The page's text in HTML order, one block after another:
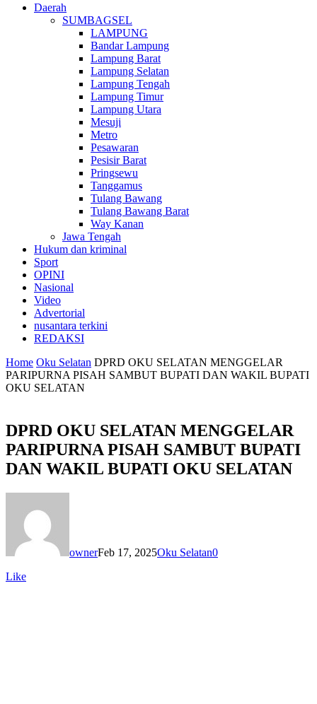
Daerah
SUMBAGSEL
LAMPUNG
Bandar Lampung
Lampung Barat
Lampung Selatan
Lampung Tengah
Lampung Timur
Lampung Utara
Mesuji
Metro
Pesawaran
Pesisir Barat
Pringsewu
Tanggamus
Tulang Bawang
Tulang Bawang Barat
Way Kanan
Jawa Tengah
Hukum dan kriminal
Sport
OPINI
Nasional
Video
Advertorial
nusantara terkini
REDAKSI
Home Oku Selatan DPRD OKU SELATAN MENGGELAR
PARIPURNA PISAH SAMBUT BUPATI DAN WAKIL BUPATI
OKU SELATAN
DPRD OKU SELATAN MENGGELAR
PARIPURNA PISAH SAMBUT BUPATI
DAN WAKIL BUPATI OKU SELATAN
ownerFeb 17, 2025Oku Selatan0
Like